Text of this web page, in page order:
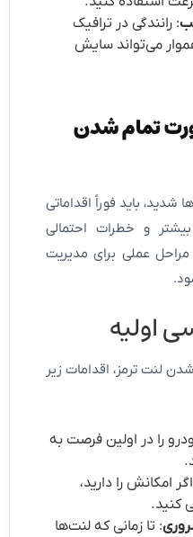
: رانندگی در ترافیک
می‌تواند سایش
تمام شدن
باید فوراً اقداماتی
و خطرات احتمالی
عملی برای مدیریت
اولیه
لنت ترمز، اقدامات زیر
را در اولین فرصت به
امکانش را دارید،
کنید.
: تا زمانی که لنت‌ها